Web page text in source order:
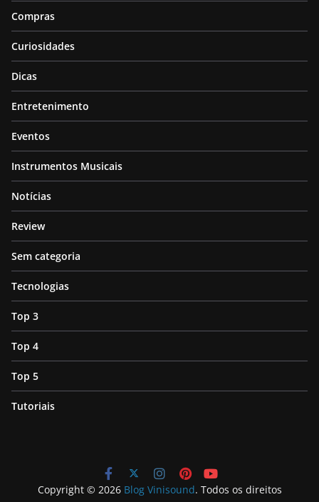
Compras
Curiosidades
Dicas
Entretenimento
Eventos
Instrumentos Musicais
Notícias
Review
Sem categoria
Tecnologias
Top 3
Top 4
Top 5
Tutoriais
Copyright © 2026 Blog Vinisound. Todos os direitos